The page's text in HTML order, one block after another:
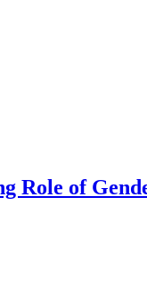
Role of